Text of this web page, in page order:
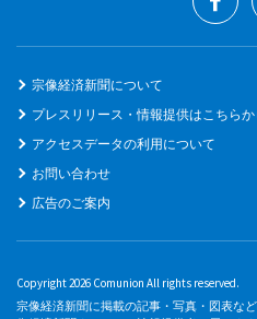
宗像経済新聞について
プレスリリース・情報提供はこちらか
アクセスデータの利用について
お問い合わせ
広告のご案内
Copyright 2026 Comunion All rights reserved.
宗像経済新聞に掲載の記事・写真・図表な